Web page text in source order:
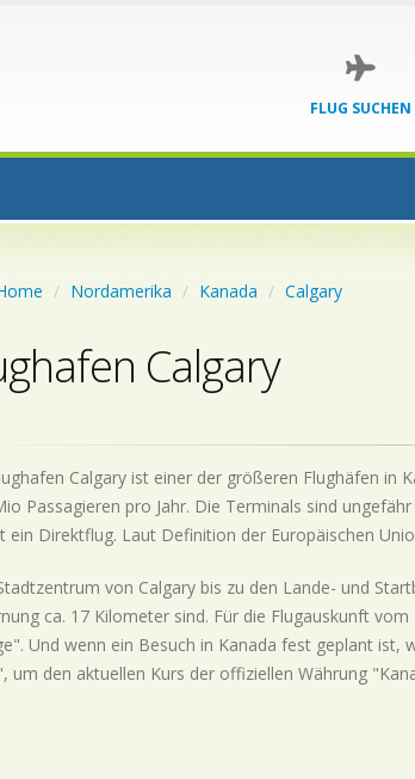
FLUG SUCHEN
Nordamerika Kanada Calgary
Calgary
Calgary ist einer der größeren Flughäfen in
Passagieren pro Jahr. Die Terminals sind
ein Direktflug. Laut Definition der Europäischen
von Calgary bis zu den Lande- und
ca. 17 Kilometer sind. Für die Flugauskunft
Und wenn ein Besuch in Kanada fest geplant ist,
um den aktuellen Kurs der offiziellen Währung